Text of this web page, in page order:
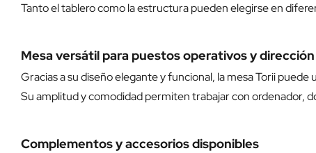
Tanto el tablero como la estructura pueden elegirse en
Mesa versátil para puestos operativos y dirección
Gracias a su diseño elegante y funcional, la mesa Torii
Su amplitud y comodidad permiten trabajar con ordenador,
Complementos y accesorios disponibles